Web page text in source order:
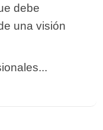
debe
una visión